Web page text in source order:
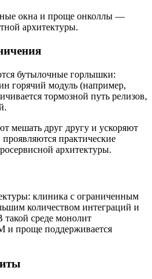
окна и проще онколлы —
архитектуры.
бутылочные горлышки:
горячий модуль (например,
тормозной путь релизов,
мешать друг другу и ускоряют
практические
архитектуры.
клиника с ограниченным
количеством интеграций и
такой среде монолит
и проще поддерживается